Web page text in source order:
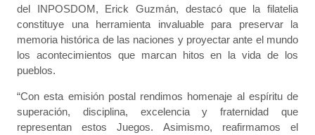
del INPOSDOM, Erick Guzmán, destacó que la filatelia
constituye una herramienta invaluable para preservar la
memoria histórica de las naciones y proyectar ante el mundo
los acontecimientos que marcan hitos en la vida de los
pueblos.
“Con esta emisión postal rendimos homenaje al espíritu de
superación, disciplina, excelencia y fraternidad que
representan estos Juegos. Asimismo, reafirmamos el